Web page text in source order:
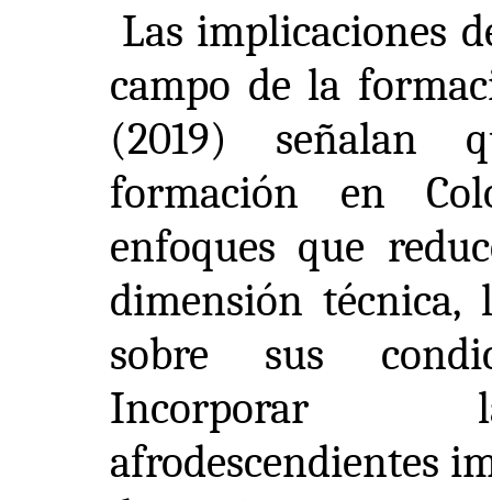
Las implicaciones
campo de la
(2019) señalan
formación en
enfoques que
dimensión
sobre sus
Incorporar
afrodescendientes